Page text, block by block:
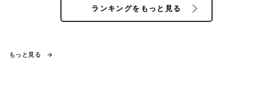
ランキングをもっと見る
もっと見る